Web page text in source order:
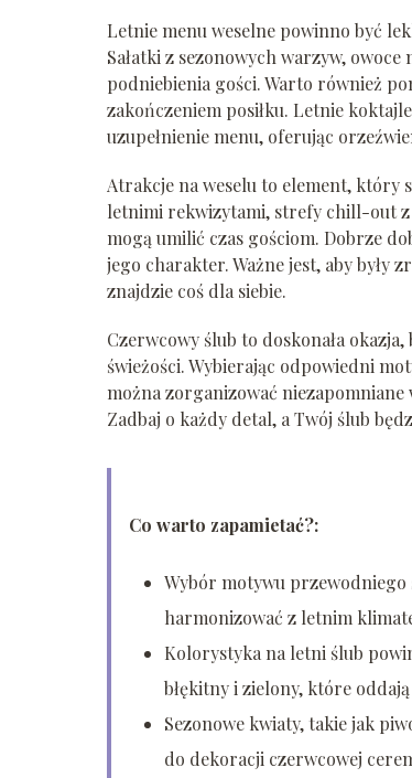
Letnie menu weselne powinno być
Sałatki z sezonowych warzyw,
podniebienia gości. Warto również
zakończeniem posiłku. Letnie
uzupełnienie menu, oferując
Atrakcje na weselu to element, który
letnimi rekwizytami, strefy chill-out
mogą umilić czas gościom. Dobrze
jego charakter. Ważne jest, aby były
znajdzie coś dla siebie.
Czerwcowy ślub to doskonała
świeżości. Wybierając odpowiedni
można zorganizować
Zadbaj o każdy detal, a Twój ślub
Co warto zapamietać?:
Wybór motywu
harmonizować z letnim
Kolorystyka na letni ślub
błękitny i zielony, które
Sezonowe kwiaty, takie jak
do dekoracji czerwcowej